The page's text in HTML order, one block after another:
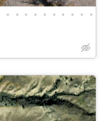
• • • • • • • • • •